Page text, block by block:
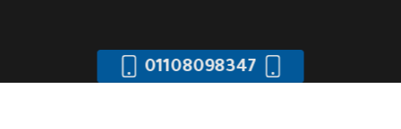
01108098347